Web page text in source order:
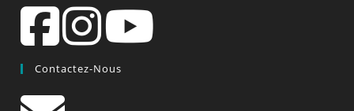
Contactez-Nous